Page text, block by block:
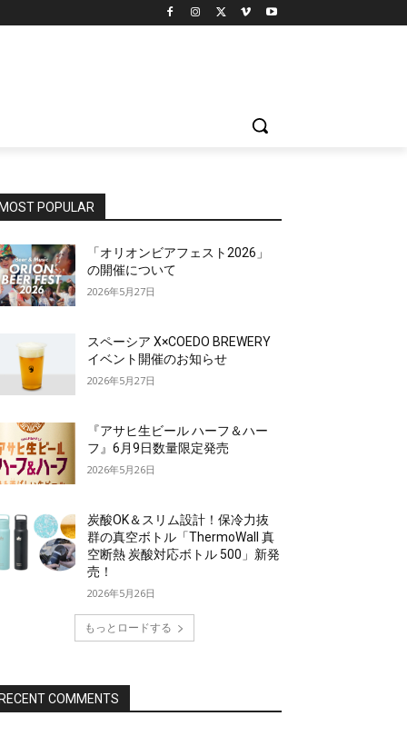
POPULAR
「オリオンビアフェスト2026」
の開催について
2026年5月27日
スペーシア X×COEDO BREWERY
イベント開催のお知らせ
2026年5月27日
『アサヒ生ビール ハーフ＆ハー
フ』6月9日数量限定発売
2026年5月26日
炭酸OK＆スリム設計！保冷力抜
群の真空ボトル「ThermoWall 真
空断熱 炭酸対応ボトル 500」新発
売！
2026年5月26日
もっとロードする
COMMENTS